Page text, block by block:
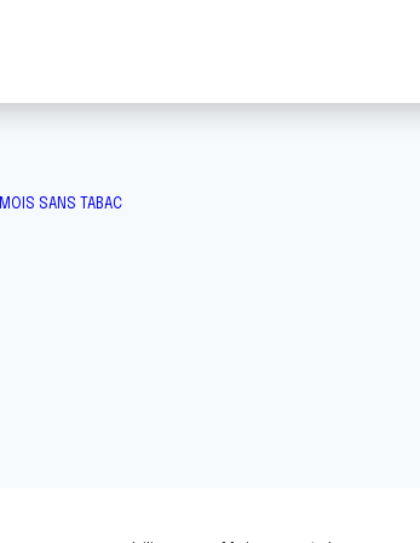
MOIS SANS TABAC